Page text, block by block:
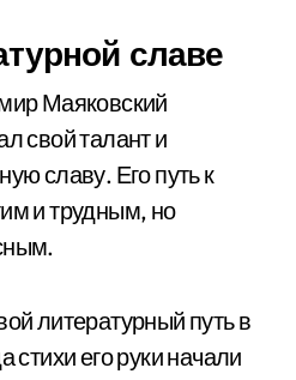
славе
Маяковский
свой талант и
славу. Его путь к
и трудным, но
литературный путь в
стихи его руки начали